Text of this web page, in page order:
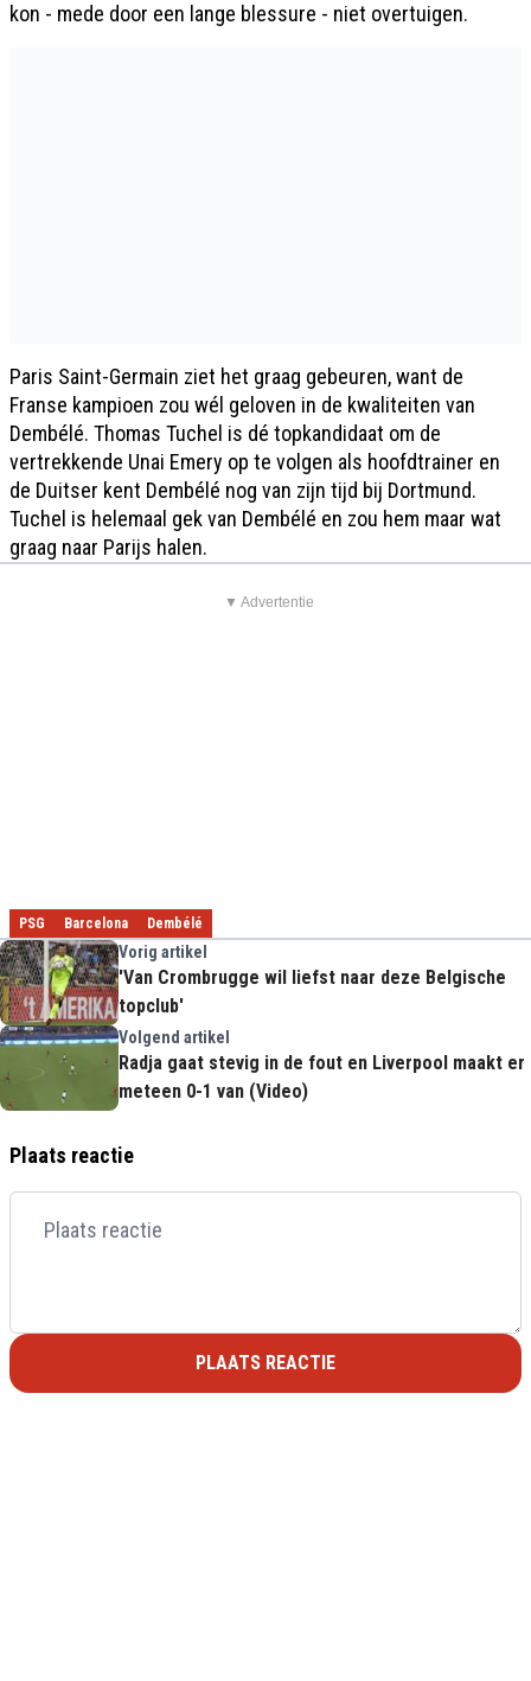
kon - mede door een lange blessure - niet overtuigen.
Paris Saint-Germain ziet het graag gebeuren, want de
Franse kampioen zou wél geloven in de kwaliteiten van
Dembélé. Thomas Tuchel is dé topkandidaat om de
vertrekkende Unai Emery op te volgen als hoofdtrainer en
de Duitser kent Dembélé nog van zijn tijd bij Dortmund.
Tuchel is helemaal gek van Dembélé en zou hem maar wat
graag naar Parijs halen.
▼ Advertentie
PSG Barcelona Dembélé
Vorig artikel
'Van Crombrugge wil liefst naar deze Belgische
topclub'
Volgend artikel
Radja gaat stevig in de fout en Liverpool maakt er
meteen 0-1 van (Video)
Plaats reactie
PLAATS REACTIE